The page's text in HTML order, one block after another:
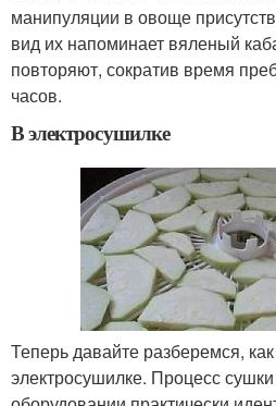
манипуляции в овоще
вид их напоминает вяленый
повторяют, сократив время
часов.
В электросушилке
Теперь давайте разберемся,
электросушилке. Процесс